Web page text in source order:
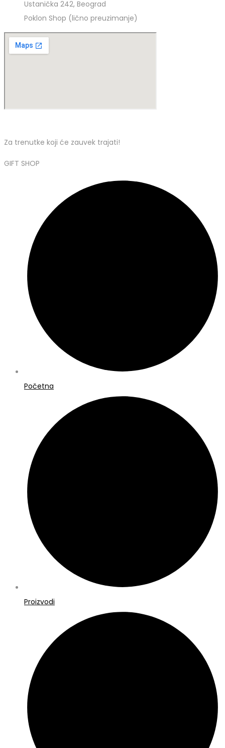
Ustanička 242, Beograd
Poklon Shop (lično preuzimanje)
Za trenutke koji će zauvek trajati!
GIFT SHOP
Početna
Proizvodi